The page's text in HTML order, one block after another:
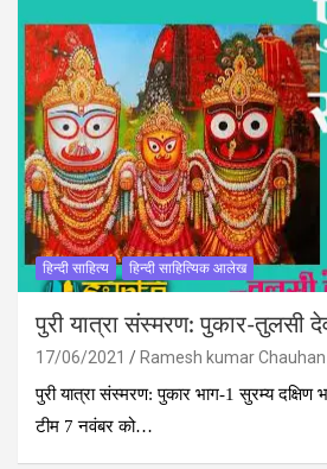
हिन्दी साहित्य हिन्दी साहित्यिक आलेख
पुरी यात्रा संस्मरण: पुकार-तुलसी
17/06/2021 Ramesh kumar Chauhan
पुरी यात्रा संस्मरण: पुकार भाग-1 सुरम्य दक्षिण
टीम 7 नवंबर को…